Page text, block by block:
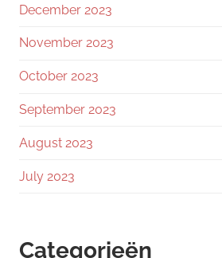
December 2023
November 2023
October 2023
September 2023
August 2023
July 2023
Categorieën